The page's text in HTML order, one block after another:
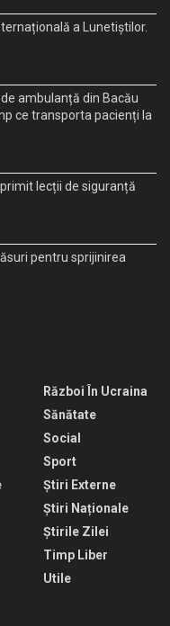
a Lunetiștilor.
ambulanță din Bacău
ce transporta pacienți la
lecții de siguranță
pentru sprijinirea
Război În Ucraina
Sănătate
Social
Sport
Știri Externe
Știri Naționale
Știrile Zilei
Timp Liber
Utile